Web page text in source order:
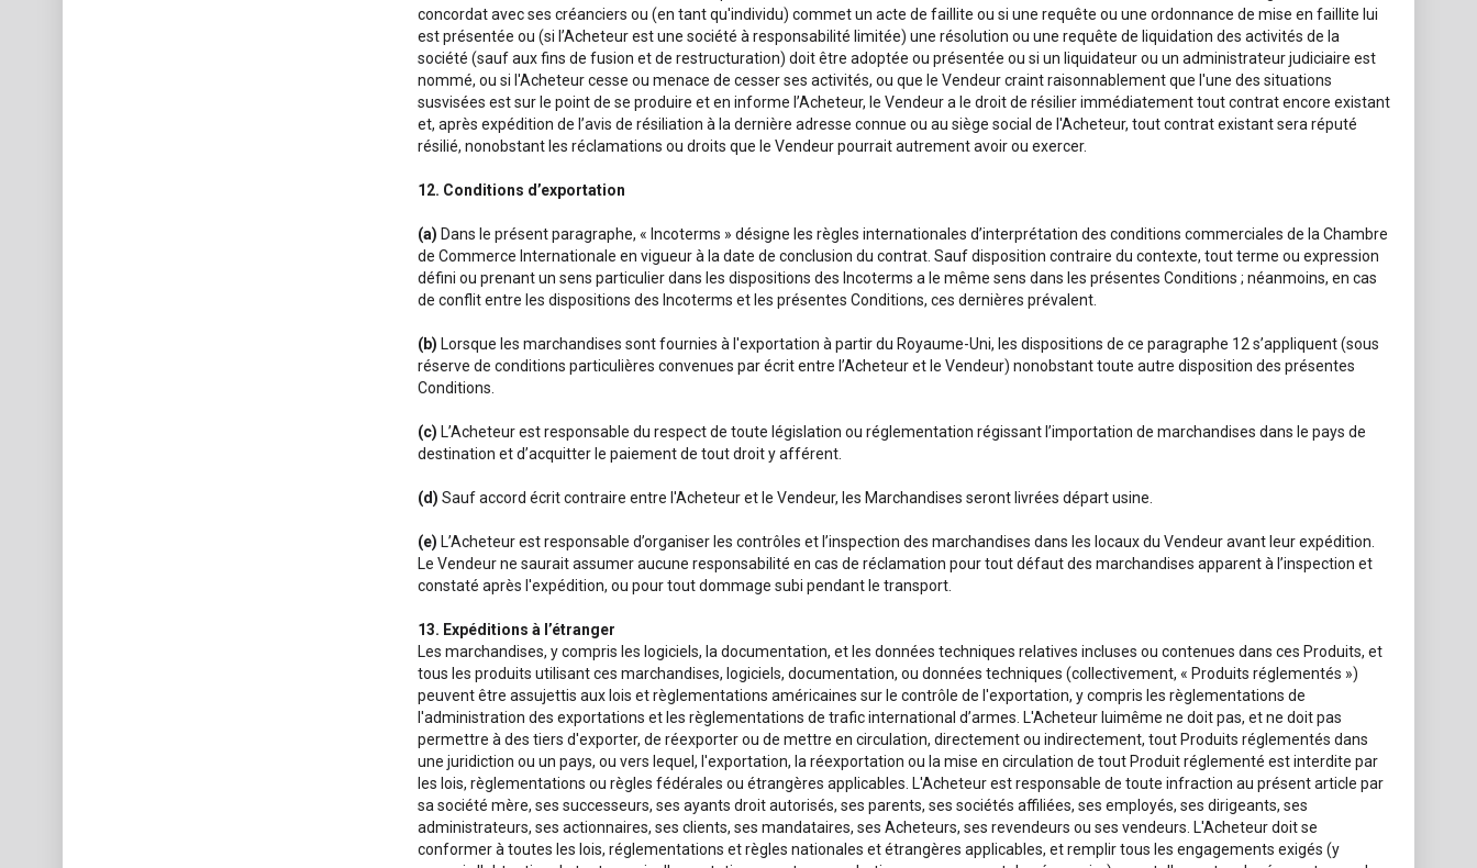
concordat avec ses créanciers ou (en tant qu'individu) commet un acte de faillite ou si une requête ou une ordonnance de mise en faillite lui
est présentée ou (si l’Acheteur est une société à responsabilité limitée) une résolution ou une requête de liquidation des activités de la
société (sauf aux fins de fusion et de restructuration) doit être adoptée ou présentée ou si un liquidateur ou un administrateur judiciaire est
nommé, ou si l'Acheteur cesse ou menace de cesser ses activités, ou que le Vendeur craint raisonnablement que l'une des situations
susvisées est sur le point de se produire et en informe l’Acheteur, le Vendeur a le droit de résilier immédiatement tout contrat encore existant
et, après expédition de l’avis de résiliation à la dernière adresse connue ou au siège social de l'Acheteur, tout contrat existant sera réputé
résilié, nonobstant les réclamations ou droits que le Vendeur pourrait autrement avoir ou exercer.
12. Conditions d’exportation
(a) Dans le présent paragraphe, « Incoterms » désigne les règles internationales d’interprétation des conditions commerciales de la Chambre
de Commerce Internationale en vigueur à la date de conclusion du contrat. Sauf disposition contraire du contexte, tout terme ou expression
défini ou prenant un sens particulier dans les dispositions des Incoterms a le même sens dans les présentes Conditions ; néanmoins, en cas
de conflit entre les dispositions des Incoterms et les présentes Conditions, ces dernières prévalent.
(b) Lorsque les marchandises sont fournies à l'exportation à partir du Royaume-Uni, les dispositions de ce paragraphe 12 s’appliquent (sous
réserve de conditions particulières convenues par écrit entre l’Acheteur et le Vendeur) nonobstant toute autre disposition des présentes
Conditions.
(c) L’Acheteur est responsable du respect de toute législation ou réglementation régissant l’importation de marchandises dans le pays de
destination et d’acquitter le paiement de tout droit y afférent.
(d) Sauf accord écrit contraire entre l'Acheteur et le Vendeur, les Marchandises seront livrées départ usine.
(e) L’Acheteur est responsable d’organiser les contrôles et l’inspection des marchandises dans les locaux du Vendeur avant leur expédition.
Le Vendeur ne saurait assumer aucune responsabilité en cas de réclamation pour tout défaut des marchandises apparent à l’inspection et
constaté après l'expédition, ou pour tout dommage subi pendant le transport.
13. Expéditions à l’étranger
Les marchandises, y compris les logiciels, la documentation, et les données techniques relatives incluses ou contenues dans ces Produits, et
tous les produits utilisant ces marchandises, logiciels, documentation, ou données techniques (collectivement, « Produits réglementés »)
peuvent être assujettis aux lois et règlementations américaines sur le contrôle de l'exportation, y compris les règlementations de
l'administration des exportations et les règlementations de trafic international d’armes. L'Acheteur luimême ne doit pas, et ne doit pas
permettre à des tiers d'exporter, de réexporter ou de mettre en circulation, directement ou indirectement, tout Produits réglementés dans
une juridiction ou un pays, ou vers lequel, l'exportation, la réexportation ou la mise en circulation de tout Produit réglementé est interdite par
les lois, règlementations ou règles fédérales ou étrangères applicables. L'Acheteur est responsable de toute infraction au présent article par
sa société mère, ses successeurs, ses ayants droit autorisés, ses parents, ses sociétés affiliées, ses employés, ses dirigeants, ses
administrateurs, ses actionnaires, ses clients, ses mandataires, ses Acheteurs, ses revendeurs ou ses vendeurs. L'Acheteur doit se
conformer à toutes les lois, réglementations et règles nationales et étrangères applicables, et remplir tous les engagements exigés (y